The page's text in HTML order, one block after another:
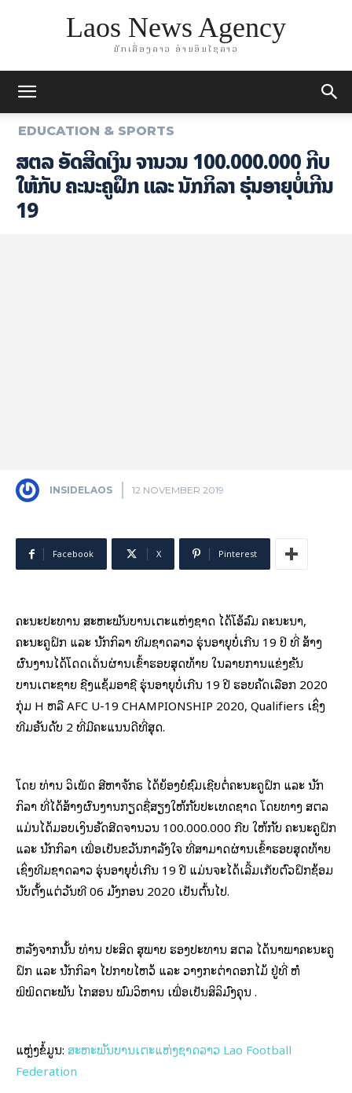
Laos News Agency
ມັກເລື່ອງລາວ ອ່ານອິນໄຊລາວ
EDUCATION & SPORTS
ສຕລ ອັດສີດເງິນ ຈຳນວນ 100.000.000 ກີບ
ໃຫ້ກັບ ຄະນະຄູຝຶກ ແລະ ນັກກິລາ ຮຸ່ນອາຍຸບໍ່ເກີນ
19
INSIDELAOS 12 NOVEMBER 2019
Facebook X Pinterest
ຄະນະປະທານ ສະຫະພັນບານເຕະແຫ່ງຊາດ ໄດ້ໂອ້ລົມ ຄະນະນຳ,
ຄະນະຄູຝຶກ ແລະ ນັກກິລາ ທີມຊາດລາວ ຮຸ່ນອາຍຸບໍ່ເກີນ 19 ປິ ທີ່ ສ້າງ
ຜົນງານໄດ້ໂດດເດັ່ນຜ່ານເຂົ້າຮອບສຸດທ້າຍ ໃນລາຍການແຂ່ງຂັນ
ບານເຕະຊາຍ ຊີງແຊ້ມອາຊີ ຮຸ່ນອາຍຸບໍ່ເກີນ 19 ປີ ຮອບຄັດເລືອກ 2020
ກຸ່ມ H ຫລື AFC U-19 CHAMPIONSHIP 2020, Qualifiers ເຊິ່ງ
ທີມອັນດັບ 2 ທີ່ມີຄະແນນດີທີ່ສຸດ.
ໂດຍ ທ່ານ ວິເພັດ ສີຫາຈັກຣ ໄດ້ຍ້ອງຍໍຊົມເຊີຍຕໍ່ຄະນະຄູຝຶກ ແລະ ນັກ
ກິລາ ທີ່ໄດ້ສ້າງຜົນງານກຽດຊື່ສຽງໃຫ້ກັບປະເທດຊາດ ໂດຍທາງ ສຕລ
ແມ່ນໄດ້ມອບເງິນອັດສີດຈຳນວນ 100.000.000 ກີບ ໃຫ້ກັບ ຄະນະຄູຝຶກ
ແລະ ນັກກິລາ ເພື່ອເປັນຂວັນກຳລັງໃຈ ທີ່ສາມາດຜ່ານເຂົ້າຮອບສຸດທ້າຍ
ເຊິ່ງທີມຊາດລາວ ຮຸ່ນອາຍຸບໍ່ເກີນ 19 ປີ ແມ່ນຈະໄດ້ເລີ້ມເກັບຕົວຝຶກຊ້ອມ
ນັບຕັ້ງແຕ່ວັນທີ 06 ມັງກອນ 2020 ເປັນຕົ້ນໄປ.
ຫລັງຈາກນັ້ນ ທ່ານ ປະສິດ ສຸພາບ ຮອງປະທານ ສຕລ ໄດ້ນຳພາຄະນະຄູ
ຝຶກ ແລະ ນັກກິລາ ໄປກາບໄຫວ້ ແລະ ວາງກະຕ່າດອກໄມ້ ຢູ່ທີ່ ຫໍ
ພິພິດຕະພັນ ໄກສອນ ພົມວິຫານ ເພື່ອເປັນສິລິມົງຄຸນ .
ແຫຼ່ງຂໍ້ມູນ: ສະຫະພັນບານເຕະແຫ່ງຊາດລາວ Lao Football
Federation